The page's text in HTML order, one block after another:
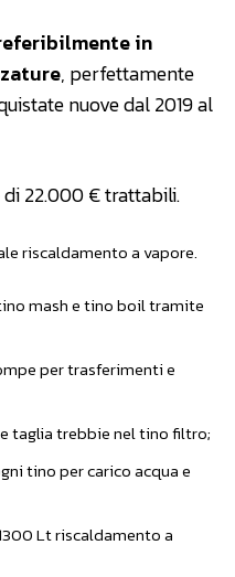
in
, perfettamente
nuove dal 2019 al
22.000 € trattabili.
riscaldamento a vapore.
mash e tino boil tramite
per trasferimenti e
taglia trebbie nel tino filtro;
tino per carico acqua e
Lt riscaldamento a